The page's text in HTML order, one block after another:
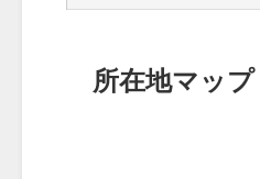
所在地マップ